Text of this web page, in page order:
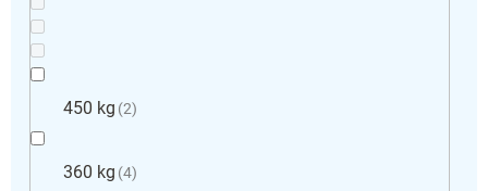
450 kg 2
360 kg 4